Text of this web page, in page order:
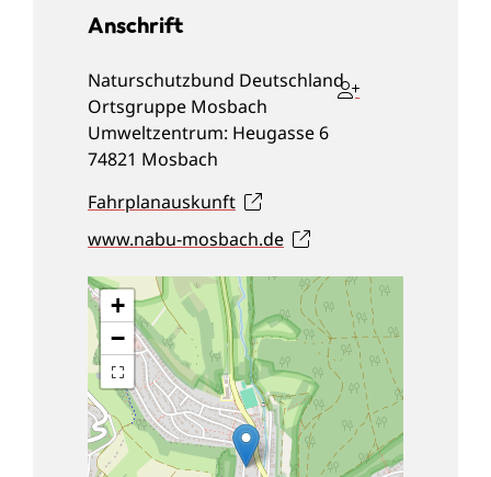
Anschrift
Naturschutzbund Deutschland
Ortsgruppe Mosbach
Umweltzentrum: Heugasse 6
74821 Mosbach
Fahrplanauskunft
www.nabu-mosbach.de
+
−